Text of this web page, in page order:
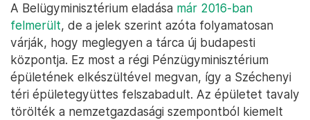
A Belügyminisztérium eladása már 2016-ban
felmerült, de a jelek szerint azóta folyamatosan
várják, hogy meglegyen a tárca új budapesti
központja. Ez most a régi Pénzügyminisztérium
épületének elkészültével megvan, így a Széchenyi
téri épületegyüttes felszabadult. Az épületet tavaly
törölték a nemzetgazdasági szempontból kiemelt